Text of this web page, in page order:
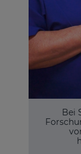
Bei